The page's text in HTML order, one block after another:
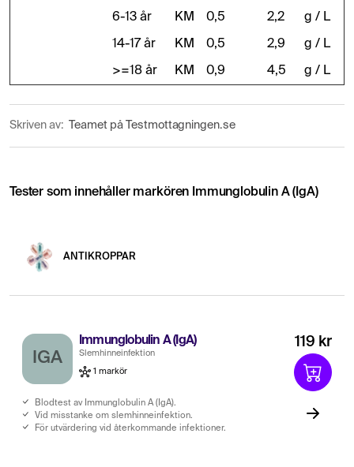
6-13 år KM 0,5 2,2 g / L
14-17 år KM 0,5 2,9 g / L
>=18 år KM 0,9 4,5 g / L
Skriven av: Teamet på Testmottagningen.se
Tester som innehåller markören Immunglobulin A (IgA)
ANTIKROPPAR
IGA
Immunglobulin A (IgA)
Slemhinneinfektion
1 markör
Blodtest av Immunglobulin A (IgA).
Vid misstanke om slemhinneinfektion.
För utvärdering vid återkommande infektioner.
119 kr